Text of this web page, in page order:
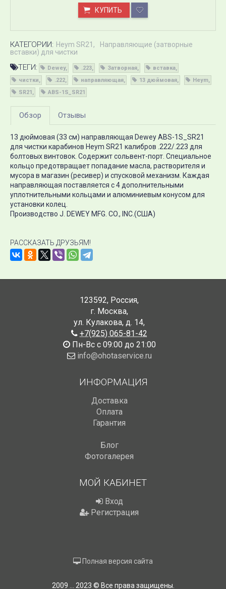
КУПИТЬ
КАТЕГОРИИ: Heym SR21
Направляющие (затворные
вставки) для чистки
ТЕГИ: Dewey .223 Затворная
вставка
чистки
.222 направляющая 13 дюймовая
Heym
SR21
ABS-1S_SR21
Обзор Отзывы
13 дюймовая (33 см) направляющая Dewey ABS-1S_SR21
для чистки карабинов Heym SR21 калибров .222/.223 для
болтовых винтовок. Содержит сольвент-порт. Специальное
кольцо предотвращает попадание масла, растворителя и
мусора в магазин (ресивер) и спусковой механизм. Каждая
направляющая поставляется с 4 дополнительными
уплотнительными кольцами и алюминиевым конусом для
установки колец.
Производство J. DEWEY MFG. CO., INC.(США)
РАССКАЗАТЬ ДРУЗЬЯМ!
123592, Россия,
г. Москва,
ул. Кулакова, д. 14,
+7(925) 065-81-42
Пн-Вс с 09:00 до 21:00
info@ohotaservice.ru
ИНФОРМАЦИЯ
Доставка
Оплата
Гарантия
Блог
Фотогалерея
МОЙ КАБИНЕТ
Вход
Регистрация
Полная версия сайта
2009 ... 2023 © Все права защищены.